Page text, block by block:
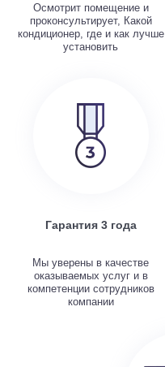
Осмотрит помещение и
проконсультирует, Какой
кондиционер, где и как лучше
установить
Гарантия 3 года
Мы уверены в качестве
оказываемых услуг и в
компетенции сотрудников
компании